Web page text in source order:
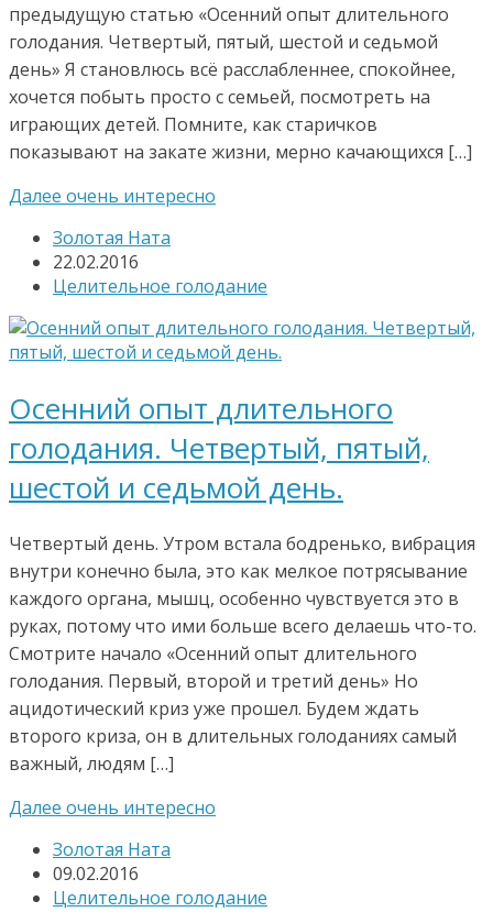
предыдущую статью «Осенний опыт длительного
голодания. Четвертый, пятый, шестой и седьмой
день» Я становлюсь всё расслабленнее, спокойнее,
хочется побыть просто с семьей, посмотреть на
играющих детей. Помните, как старичков
показывают на закате жизни, мерно качающихся […]
Далее очень интересно
Золотая Ната
22.02.2016
Целительное голодание
Осенний опыт длительного
голодания. Четвертый, пятый,
шестой и седьмой день.
Четвертый день. Утром встала бодренько, вибрация
внутри конечно была, это как мелкое потрясывание
каждого органа, мышц, особенно чувствуется это в
руках, потому что ими больше всего делаешь что-то.
Смотрите начало «Осенний опыт длительного
голодания. Первый, второй и третий день» Но
ацидотический криз уже прошел. Будем ждать
второго криза, он в длительных голоданиях самый
важный, людям […]
Далее очень интересно
Золотая Ната
09.02.2016
Целительное голодание